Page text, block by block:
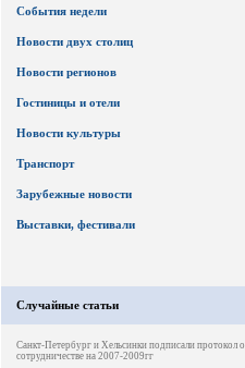
События недели
Новости двух столиц
Новости регионов
Гостиницы и отели
Новости культуры
Транспорт
Зарубежные новости
Выставки, фестивали
Случайные статьи
Санкт-Петербург и Хельсинки подписали протокол о
сотрудничестве на 2007-2009гг